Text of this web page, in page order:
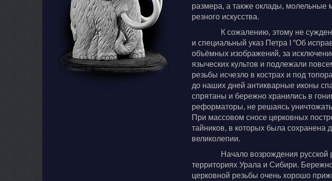
размера, а также оклады, молельные
резного искусства.
К сожалению, этому не
и специальный указ Петра I “Об
объёмных изображений, за
языческих культов и подлежали
резьбы исчезло в кострах и под
до наших дней антикварные иконы
спрятаны и бережно хранились в
реформаторы, не решаясь
При массовом сносе церковных
тайников, в которых была сохранена
великолепии.
Начало возрождения
территориях Урала и Сибири.
церковной резьбы очень хорошо